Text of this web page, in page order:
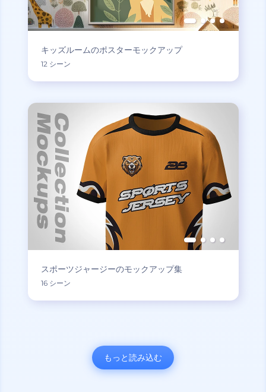
キッズルームのポスターモックアップ
12 シーン
スポーツジャージーのモックアップ集
16 シーン
もっと読み込む